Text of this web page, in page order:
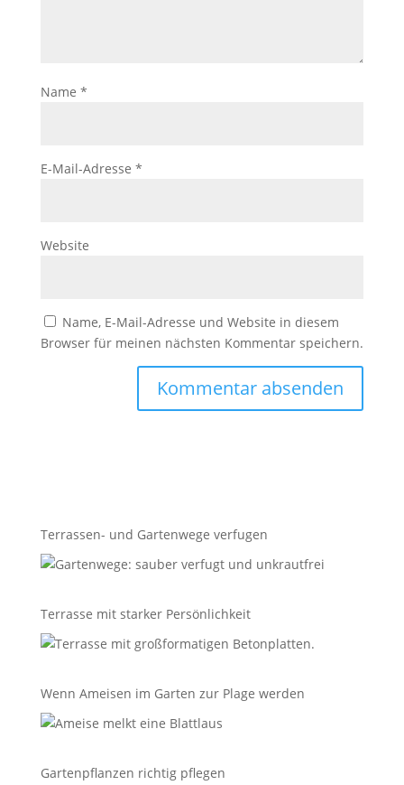
Name *
E-Mail-Adresse *
Website
Name, E-Mail-Adresse und Website in diesem
Browser für meinen nächsten Kommentar speichern.
Terrassen- und Gartenwege verfugen
Terrasse mit starker Persönlichkeit
Wenn Ameisen im Garten zur Plage werden
Gartenpflanzen richtig pflegen